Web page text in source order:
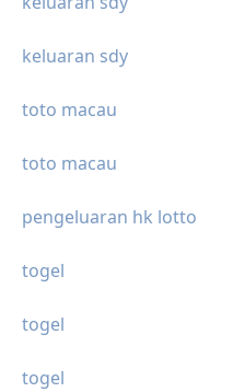
keluaran sdy
toto macau
toto macau
pengeluaran hk lotto
togel
togel
togel